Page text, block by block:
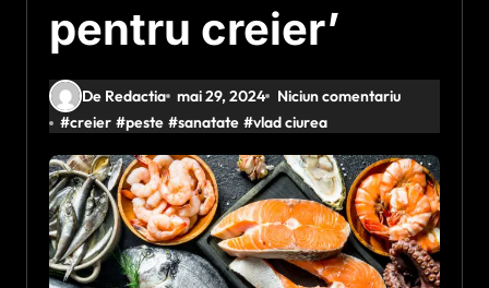
pentru creier’
De Redactia mai 29, 2024
Niciun comentariu
#creier #peste #sanatate #vlad ciurea